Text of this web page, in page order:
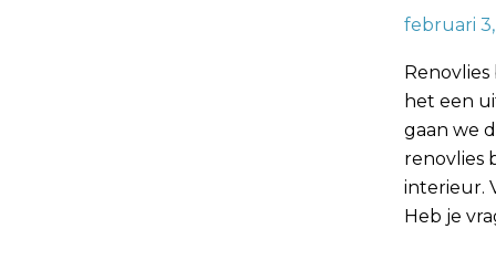
februari
het een
gaan we
renovlies
interieur.
Heb je
en
Interieur